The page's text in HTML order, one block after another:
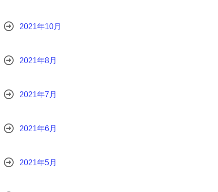
2021年10月
2021年8月
2021年7月
2021年6月
2021年5月